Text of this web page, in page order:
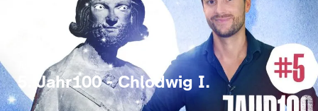
Terra X
5. Jahr100 - Chlodwig I.